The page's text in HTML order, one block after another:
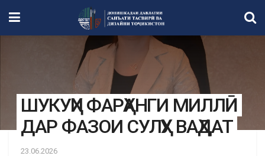
ШУКУҲИ ФАРҲАНГИ МИЛЛӢ
ДАР ФАЗОИ СУЛҲУ ВАҲДАТ
23.06.2026